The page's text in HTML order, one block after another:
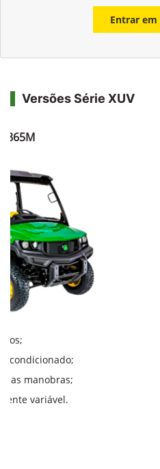
Entrar
Versões Série XUV
condicionado;
as manobras;
variável.